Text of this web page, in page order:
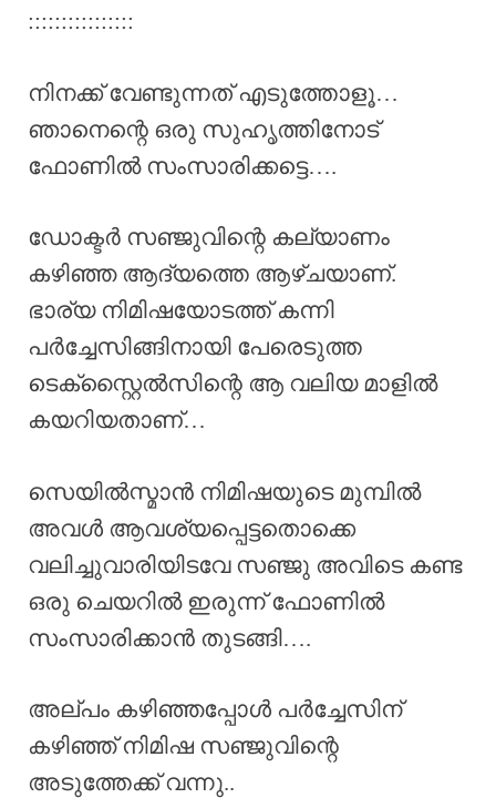
::::::::::::::::
നിനക്ക് വേണ്ടുന്നത് എടുത്തോളൂ…
ഞാനെന്റെ ഒരു സുഹൃത്തിനോട്‌
ഫോണിൽ സംസാരിക്കട്ടെ….
ഡോക്ടർ സഞ്ജുവിന്റെ കല്യാണം
കഴിഞ്ഞ ആദ്യത്തെ ആഴ്ചയാണ്.
ഭാര്യ നിമിഷയോടത്ത് കന്നി
പർച്ചേസിങ്ങിനായി പേരെടുത്ത
ടെക്സ്റ്റൈൽസിന്റെ ആ വലിയ മാളിൽ
കയറിയതാണ്…
സെയിൽസ്മാൻ നിമിഷയുടെ മുമ്പിൽ
അവൾ ആവശ്യപ്പെട്ടതൊക്കെ
വലിച്ചുവാരിയിടവേ സഞ്ജു അവിടെ കണ്ട
ഒരു ചെയറിൽ ഇരുന്ന് ഫോണിൽ
സംസാരിക്കാൻ തുടങ്ങി….
അല്പം കഴിഞ്ഞപ്പോൾ പർച്ചേസിന്
കഴിഞ്ഞ് നിമിഷ സഞ്ജുവിന്റെ
അടുത്തേക്ക് വന്നു..